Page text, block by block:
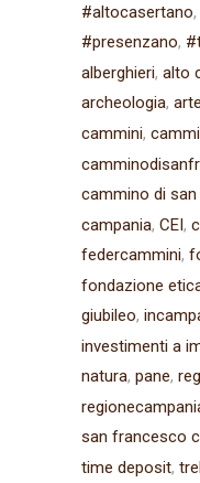
#altocasertano
#presenzano
alberghieri alto
archeologia arte
cammini
cammino di
campania CEI
federcammini
fondazione
giubileo
investimenti a
natura pane
san francesco
time deposit